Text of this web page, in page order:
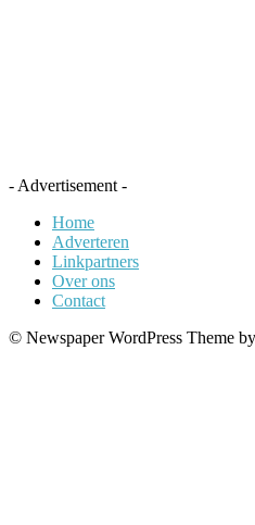
- Advertisement -
Home
Adverteren
Linkpartners
Over ons
Contact
© Newspaper WordPress Theme